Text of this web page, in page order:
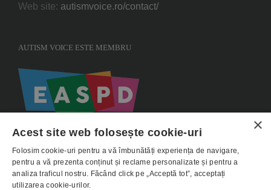
Web site: autismvoice.ro/contact/
AUTISM VOICE ESTE MEMBRU
×
Acest site web folosește cookie-uri
Folosim cookie-uri pentru a vă îmbunătăți experiența de navigare,
pentru a vă prezenta conținut și reclame personalizate și pentru a
analiza traficul nostru. Făcând click pe „Acceptă tot”, acceptați
utilizarea cookie-urilor.